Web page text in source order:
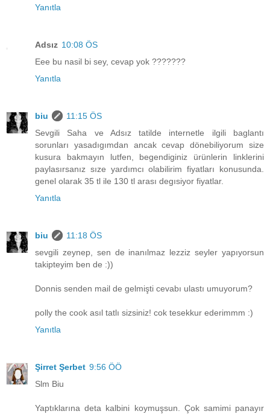
Yanıtla
Adsız 10:08 ÖS
Eee bu nasil bi sey, cevap yok ???????
Yanıtla
biu
11:15 ÖS
Sevgili Saha ve Adsız tatilde internetle ilgili baglantı
sorunları yasadıgımdan ancak cevap dönebiliyorum size
kusura bakmayın lutfen, begendiginiz ürünlerin linklerini
paylasırsanız sıze yardımcı olabilirim fiyatları konusunda.
genel olarak 35 tl ile 130 tl arası degısiyor fiyatlar.
Yanıtla
biu
11:18 ÖS
sevgili zeynep, sen de inanılmaz lezziz seyler yapıyorsun
takipteyim ben de :))
Donnis senden mail de gelmişti cevabı ulastı umuyorum?
polly the cook asıl tatlı sizsiniz! cok tesekkur ederimmm :)
Yanıtla
Şirret Şerbet 9:56 ÖÖ
Slm Biu
Yaptıklarına deta kalbini koymuşsun. Çok samimi panayır